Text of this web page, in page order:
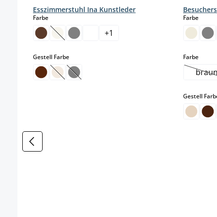
Esszimmerstuhl Ina Kunstleder
Farbeauswählen
(Diese Option ist zurzeit nicht verfügbar.)
+1
Gestell Farbeauswählen
(Diese Option ist zurzeit nicht verfügbar.)
(Diese Option ist zurzeit nicht verfügbar.)
Farbe
Farbe
braun
Gestell